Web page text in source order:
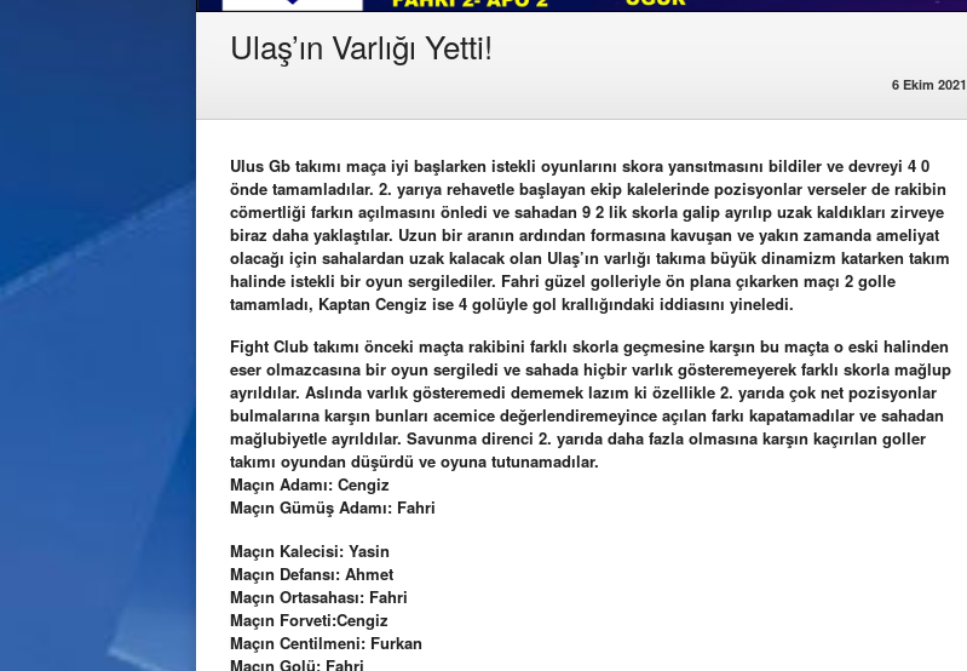
Ulaş’ın Varlığı Yetti!
6 Ekim 2021
Ulus Gb takımı maça iyi başlarken istekli oyunlarını skora yansıtmasını bildiler ve devreyi 4 0
önde tamamladılar. 2. yarıya rehavetle başlayan ekip kalelerinde pozisyonlar verseler de rakibin
cömertliği farkın açılmasını önledi ve sahadan 9 2 lik skorla galip ayrılıp uzak kaldıkları zirveye
biraz daha yaklaştılar. Uzun bir aranın ardından formasına kavuşan ve yakın zamanda ameliyat
olacağı için sahalardan uzak kalacak olan Ulaş’ın varlığı takıma büyük dinamizm katarken takım
halinde istekli bir oyun sergilediler. Fahri güzel golleriyle ön plana çıkarken maçı 2 golle
tamamladı, Kaptan Cengiz ise 4 golüyle gol krallığındaki iddiasını yineledi.
Fight Club takımı önceki maçta rakibini farklı skorla geçmesine karşın bu maçta o eski halinden
eser olmazcasına bir oyun sergiledi ve sahada hiçbir varlık gösteremeyerek farklı skorla mağlup
ayrıldılar. Aslında varlık gösteremedi dememek lazım ki özellikle 2. yarıda çok net pozisyonlar
bulmalarına karşın bunları acemice değerlendiremeyince açılan farkı kapatamadılar ve sahadan
mağlubiyetle ayrıldılar. Savunma direnci 2. yarıda daha fazla olmasına karşın kaçırılan goller
takımı oyundan düşürdü ve oyuna tutunamadılar.
Maçın Adamı: Cengiz
Maçın Gümüş Adamı: Fahri
Maçın Kalecisi: Yasin
Maçın Defansı: Ahmet
Maçın Ortasahası: Fahri
Maçın Forveti:Cengiz
Maçın Centilmeni: Furkan
Maçın Golü: Fahri